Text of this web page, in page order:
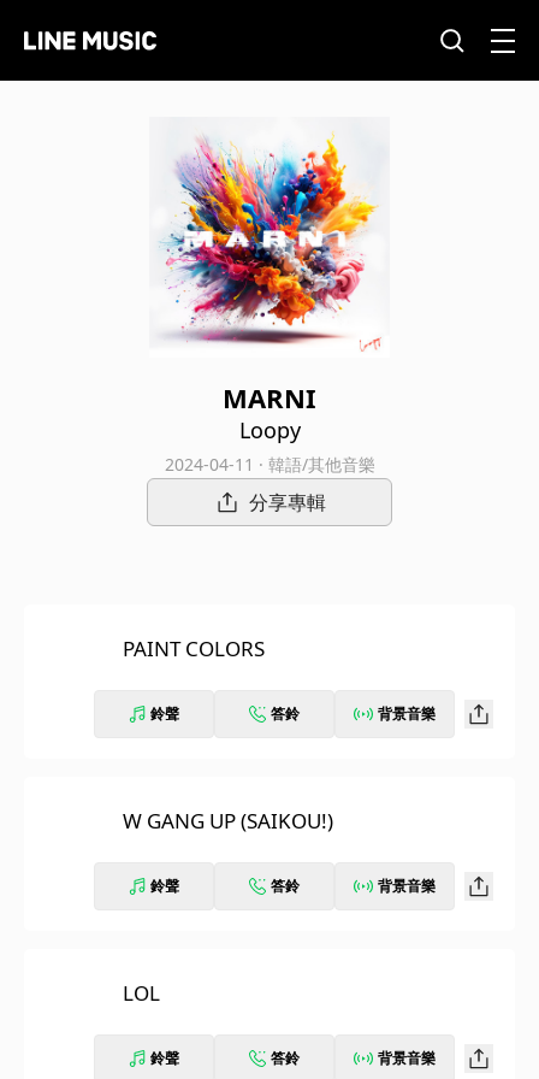
MARNI
Loopy
2024-04-11 · 韓語/其他音樂
分享專輯
PAINT COLORS
鈴聲 答鈴 背景音樂
W GANG UP (SAIKOU!)
鈴聲 答鈴 背景音樂
LOL
鈴聲 答鈴 背景音樂